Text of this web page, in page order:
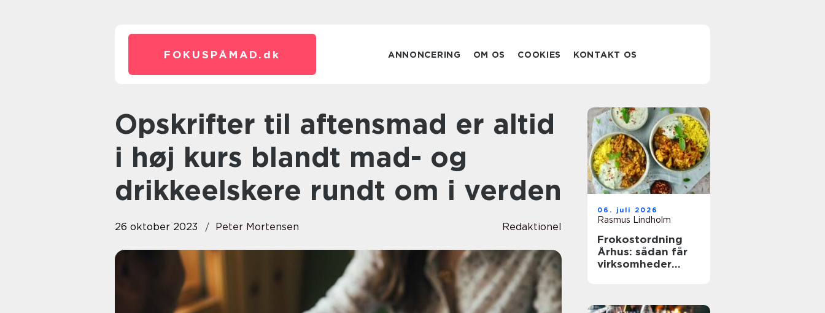
FOKUSPÅMAD. dk ANNONCERING OM OS COOKIES KONTAKT OS
Opskrifter til aftensmad er altid
i høj kurs blandt mad- og
drikkeelskere rundt om i verden
26 oktober 2023 Peter Mortensen Redaktionel
06. juli 2026
Rasmus Lindholm
Frokostordning
Århus: sådan får
virksomheder